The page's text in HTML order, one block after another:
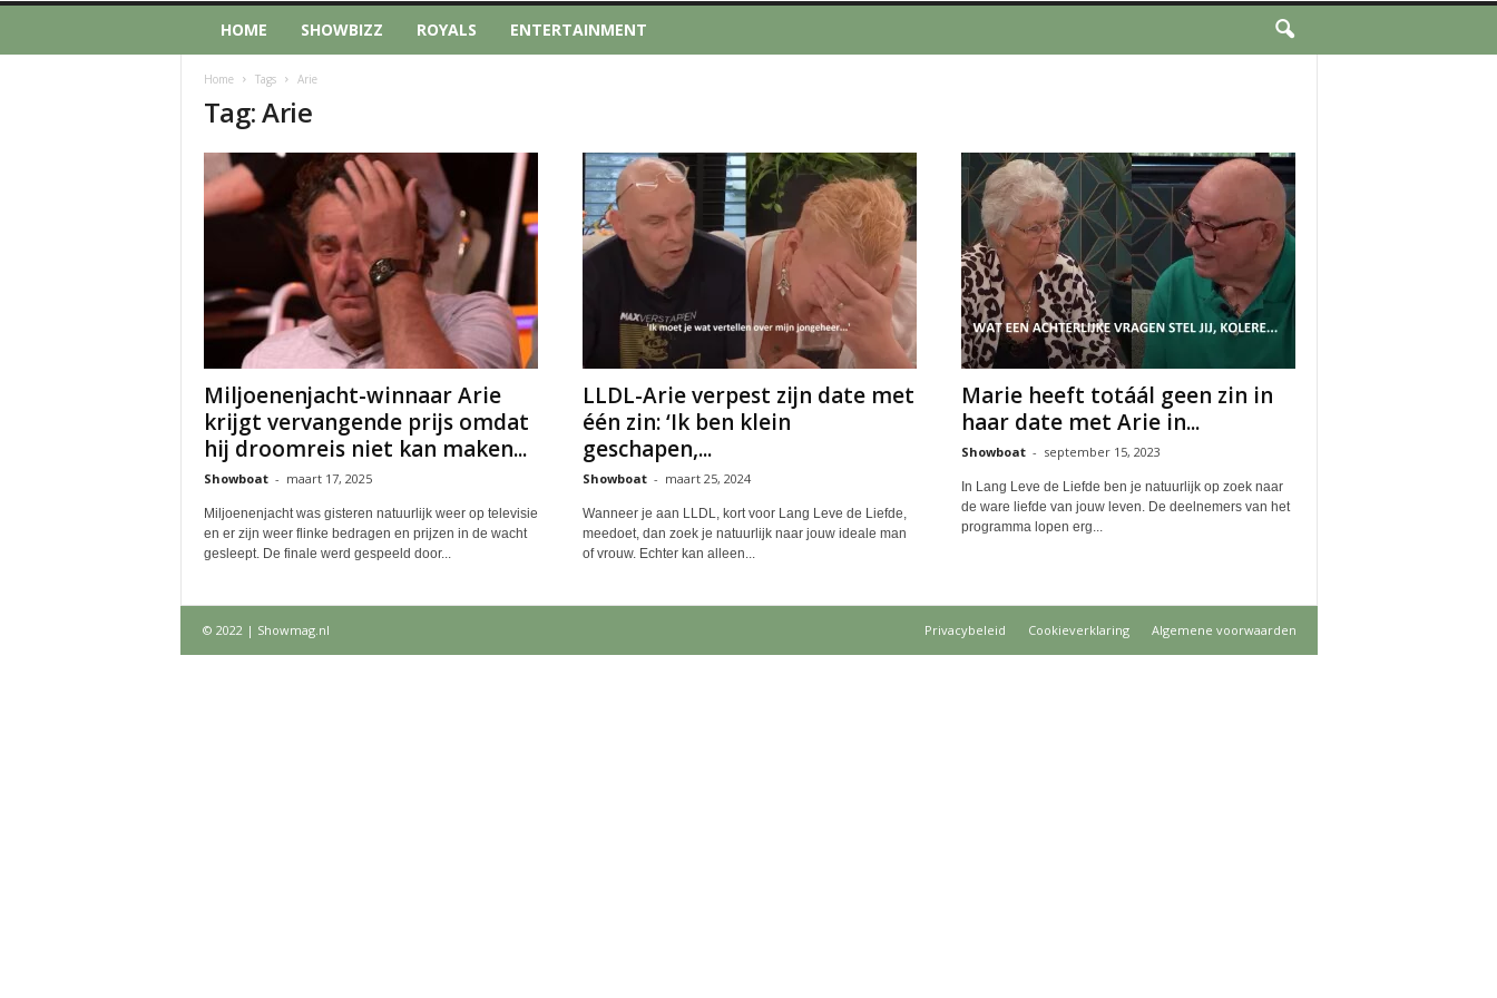
HOME SHOWBIZZ ROYALS ENTERTAINMENT
Home Tags Arie
Tag: Arie
Miljoenenjacht-winnaar Arie
krijgt vervangende prijs omdat
hij droomreis niet kan maken...
Showboat - maart 17, 2025
Miljoenenjacht was gisteren natuurlijk weer op televisie
en er zijn weer flinke bedragen en prijzen in de wacht
gesleept. De finale werd gespeeld door...
LLDL-Arie verpest zijn date met
één zin: ‘Ik ben klein
geschapen,...
Showboat - maart 25, 2024
Wanneer je aan LLDL, kort voor Lang Leve de Liefde,
meedoet, dan zoek je natuurlijk naar jouw ideale man
of vrouw. Echter kan alleen...
Marie heeft totáál geen zin in
haar date met Arie in...
Showboat - september 15, 2023
In Lang Leve de Liefde ben je natuurlijk op zoek naar
de ware liefde van jouw leven. De deelnemers van het
programma lopen erg...
Privacybeleid Cookieverklaring Algemene voorwaarden
© 2022 | Showmag.nl